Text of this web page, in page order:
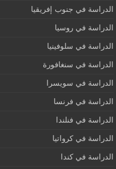
الدراسة في جنوب إفريقيا
الدراسة في روسيا
الدراسة في سلوفينيا
الدراسة في سنغافورة
الدراسة في سويسرا
الدراسة في فرنسا
الدراسة في فنلندا
الدراسة في كرواتيا
الدراسة في كندا